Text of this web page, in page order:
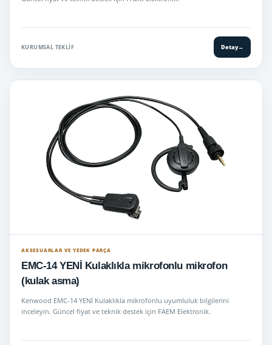
KURUMSAL TEKLIF Detay→
AKSESUARLAR VE YEDEK PARÇA
EMC-14 YENİ Kulaklıkla mikrofonlu mikrofon
(kulak asma)
Kenwood EMC-14 YENİ Kulaklıkla mikrofonlu uyumluluk bilgilerini
inceleyin. Güncel fiyat ve teknik destek için FAEM Elektronik.